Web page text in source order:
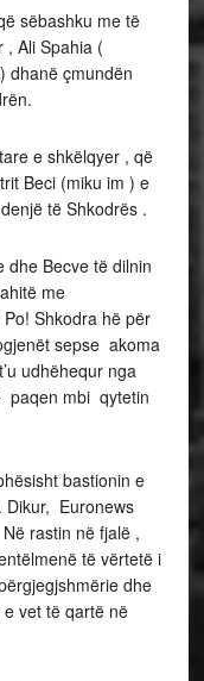
sëbashku me të
, Ali Spahia (
dhanë çmundën
e shkëlqyer , që
Beci (miku im ) e
të Shkodrës .
dhe Becve të dilnin
me
Shkodra hë për
sepse akoma
udhëhequr nga
paqen mbi qytetin
bastionin e
Dikur, Euronews
rastin në fjalë ,
të vërtetë i
dhe
vet të qartë në